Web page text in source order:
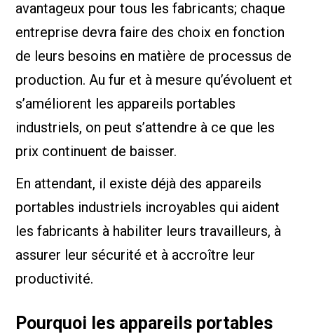
avantageux pour tous les fabricants; chaque
entreprise devra faire des choix en fonction
de leurs besoins en matière de processus de
production. Au fur et à mesure qu’évoluent et
s’améliorent les appareils portables
industriels, on peut s’attendre à ce que les
prix continuent de baisser.
En attendant, il existe déjà des appareils
portables industriels incroyables qui aident
les fabricants à habiliter leurs travailleurs, à
assurer leur sécurité et à accroître leur
productivité.
Pourquoi les appareils portables